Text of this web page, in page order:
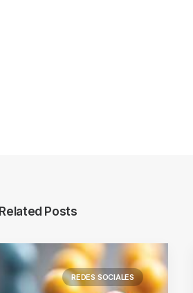
Related Posts
REDES SOCIALES